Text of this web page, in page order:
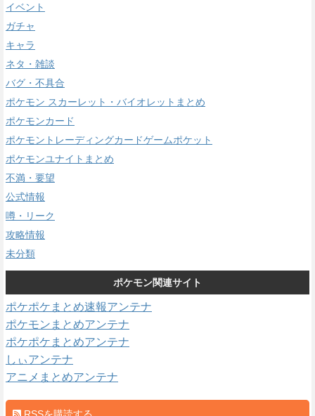
イベント
ガチャ
キャラ
ネタ・雑談
バグ・不具合
ポケモン スカーレット・バイオレットまとめ
ポケモンカード
ポケモントレーディングカードゲームポケット
ポケモンユナイトまとめ
不満・要望
公式情報
噂・リーク
攻略情報
未分類
ポケモン関連サイト
ポケポケまとめ速報アンテナ
ポケモンまとめアンテナ
ポケポケまとめアンテナ
しぃアンテナ
アニメまとめアンテナ